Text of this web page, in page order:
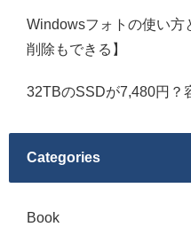
Windowsフォトの使い方
削除もできる】
32TBのSSDが7,480円？
Categories
Book